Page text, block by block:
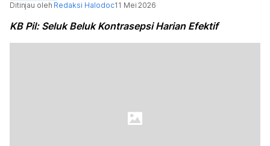
Ditinjau oleh Redaksi Halodoc11 Mei 2026
KB Pil: Seluk Beluk Kontrasepsi Harian Efektif